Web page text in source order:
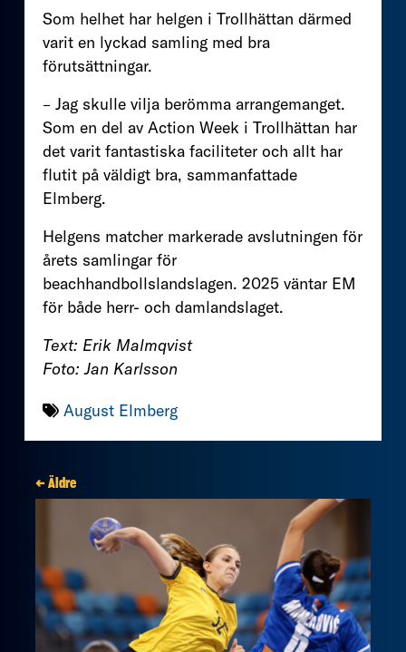
Som helhet har helgen i Trollhättan därmed
varit en lyckad samling med bra
förutsättningar.
– Jag skulle vilja berömma arrangemanget.
Som en del av Action Week i Trollhättan har
det varit fantastiska faciliteter och allt har
flutit på väldigt bra, sammanfattade
Elmberg.
Helgens matcher markerade avslutningen för
årets samlingar för
beachhandbollslandslagen. 2025 väntar EM
för både herr- och damlandslaget.
Text: Erik Malmqvist
Foto: Jan Karlsson
August Elmberg
← Äldre